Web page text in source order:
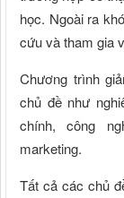
học. Ngoài ra
cứu và tham gia
Chương trình
chủ đề như
chính, công
marketing.
Tất cả các chủ